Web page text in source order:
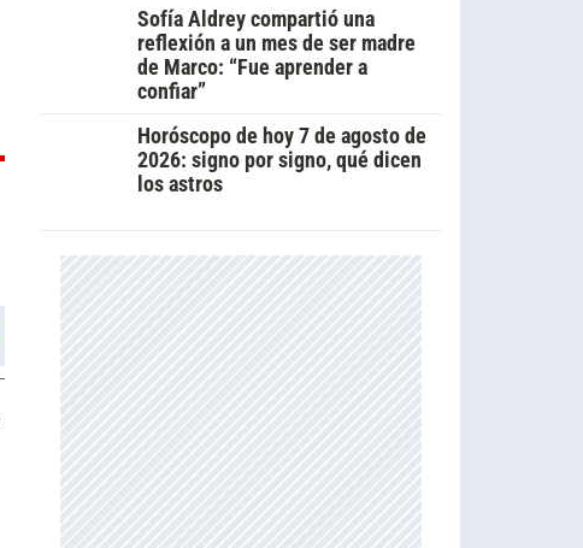
Sofía Aldrey compartió una
reflexión a un mes de ser madre
de Marco: “Fue aprender a
confiar”
Horóscopo de hoy 7 de agosto de
2026: signo por signo, qué dicen
los astros